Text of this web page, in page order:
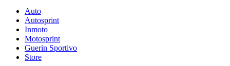
Auto
Autosprint
Inmoto
Motosprint
Guerin Sportivo
Store